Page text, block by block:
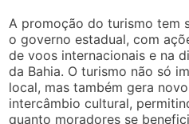
A promoção do turismo tem
o governo estadual, com
de voos internacionais e na
da Bahia. O turismo não só
local, mas também gera
intercâmbio cultural,
quanto moradores se